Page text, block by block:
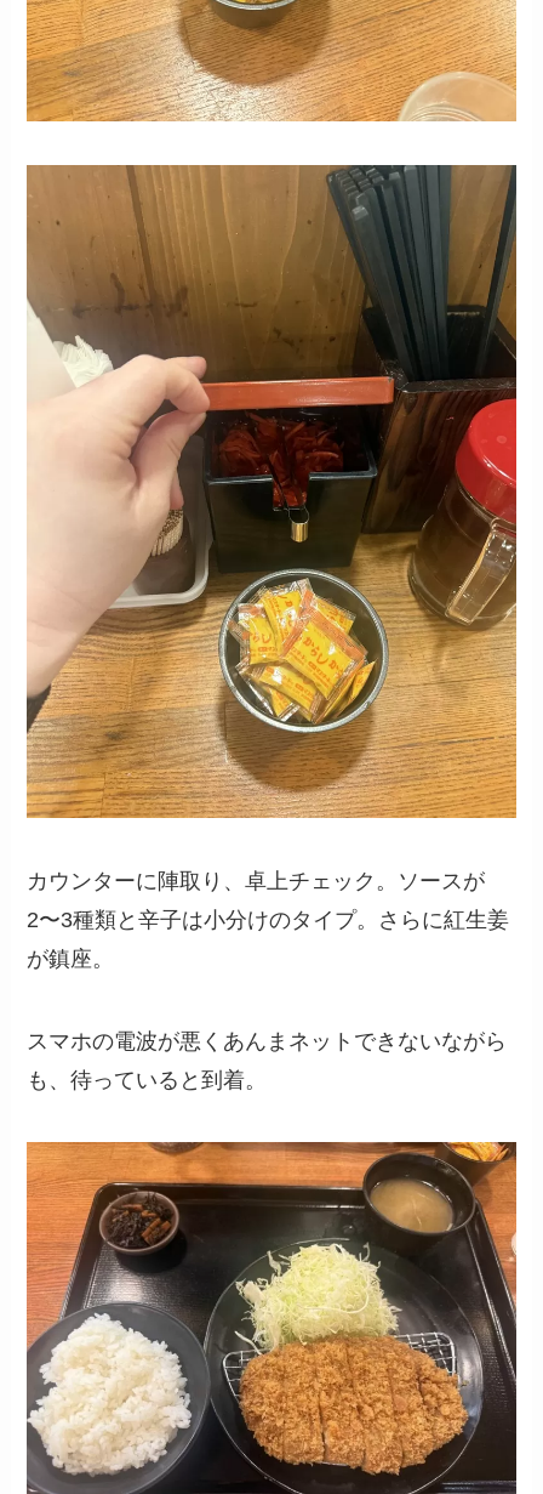
カウンターに陣取り、卓上チェック。ソースが
2〜3種類と辛子は小分けのタイプ。さらに紅生姜
が鎮座。
スマホの電波が悪くあんまネットできないながら
も、待っていると到着。